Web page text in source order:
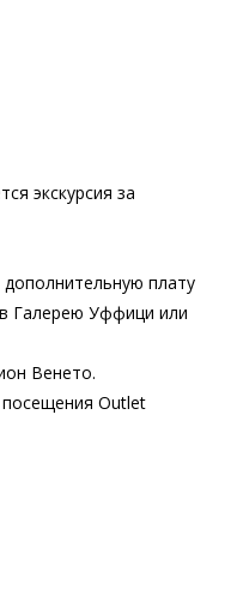
экскурсия за
плату
Галерею Уффици или
Венето.
Outlet